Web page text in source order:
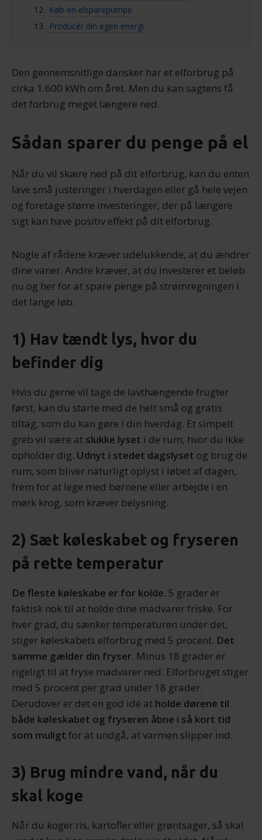
Køb en elsparepumpe
Producér din egen energi
Den gennemsnitlige dansker har et elforbrug på
cirka 1.600 kWh om året. Men du kan sagtens få
det forbrug meget længere ned.
Sådan sparer du penge på el
Når du vil skære ned på dit elforbrug, kan du enten
lave små justeringer i hverdagen eller gå hele vejen
og foretage større investeringer, der på længere
sigt kan have positiv effekt på dit elforbrug.
Nogle af rådene kræver udelukkende, at du ændrer
dine vaner. Andre kræver, at du investerer et beløb
nu og her for at spare penge på strømregningen i
det lange løb.
1) Hav tændt lys, hvor du
befinder dig
Hvis du gerne vil tage de lavthængende frugter
først, kan du starte med de helt små og gratis
tiltag, som du kan gøre i din hverdag. Et simpelt
greb vil være at slukke lyset i de rum, hvor du ikke
opholder dig. Udnyt i stedet dagslyset og brug de
rum, som bliver naturligt oplyst i løbet af dagen,
frem for at lege med børnene eller arbejde i en
mørk krog, som kræver belysning.
2) Sæt køleskabet og fryseren
på rette temperatur
De fleste køleskabe er for kolde. 5 grader er
faktisk nok til at holde dine madvarer friske. For
hver grad, du sænker temperaturen under det,
stiger køleskabets elforbrug med 5 procent. Det
samme gælder din fryser. Minus 18 grader er
rigeligt til at fryse madvarer ned. Elforbruget stiger
med 5 procent per grad under 18 grader.
Derudover er det en god idé at holde dørene til
både køleskabet og fryseren åbne i så kort tid
som muligt for at undgå, at varmen slipper ind.
3) Brug mindre vand, når du
skal koge
Når du koger ris, kartofler eller grøntsager, så skal